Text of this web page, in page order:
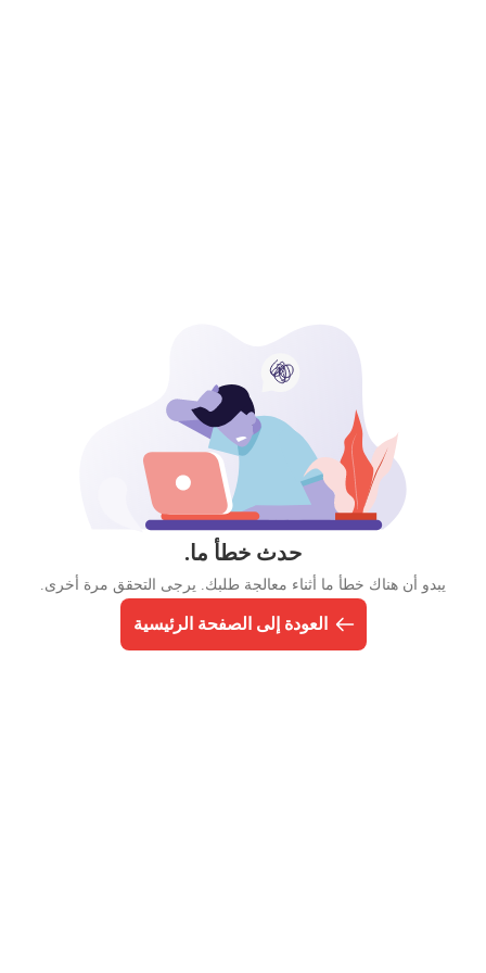
حدث خطأ ما.
يبدو أن هناك خطأ ما أثناء معالجة طلبك. يرجى التحقق مرة أخرى.
العودة إلى الصفحة الرئيسية